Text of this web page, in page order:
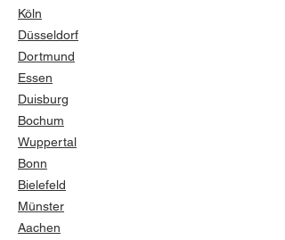
Köln
Düsseldorf
Dortmund
Essen
Duisburg
Bochum
Wuppertal
Bonn
Bielefeld
Münster
Aachen